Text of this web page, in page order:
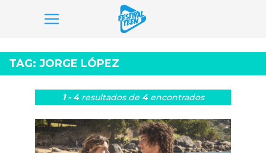
para
o
conteúdo
TAG: JORGE LÓPEZ
1 - 4resultados de 4encontrados